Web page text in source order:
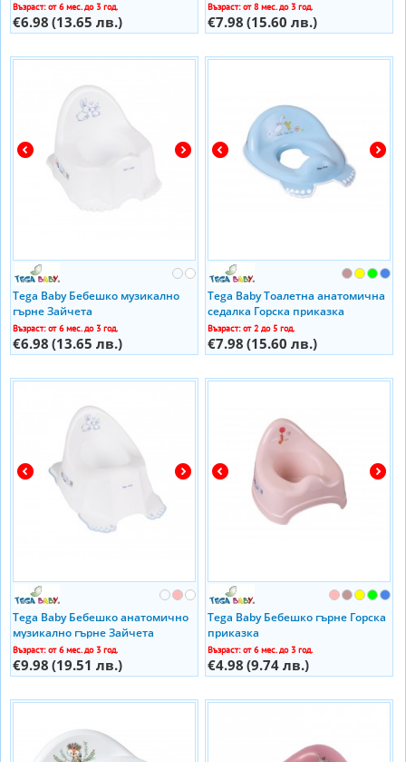
Възраст: от 6 мес. до 3 год.
€6.98 (13.65 лв.)
Възраст: от 8 мес. до 3 год.
€7.98 (15.60 лв.)
Tega Baby Бебешко музикално
гърне Зайчета
Възраст: от 6 мес. до 3 год.
€6.98 (13.65 лв.)
Tega Baby Тоалетна анатомична
седалка Горска приказка
Възраст: от 2 до 5 год.
€7.98 (15.60 лв.)
Tega Baby Бебешко анатомично
музикално гърне Зайчета
Възраст: от 6 мес. до 3 год.
€9.98 (19.51 лв.)
Tega Baby Бебешко гърне Горска
приказка
Възраст: от 6 мес. до 3 год.
€4.98 (9.74 лв.)